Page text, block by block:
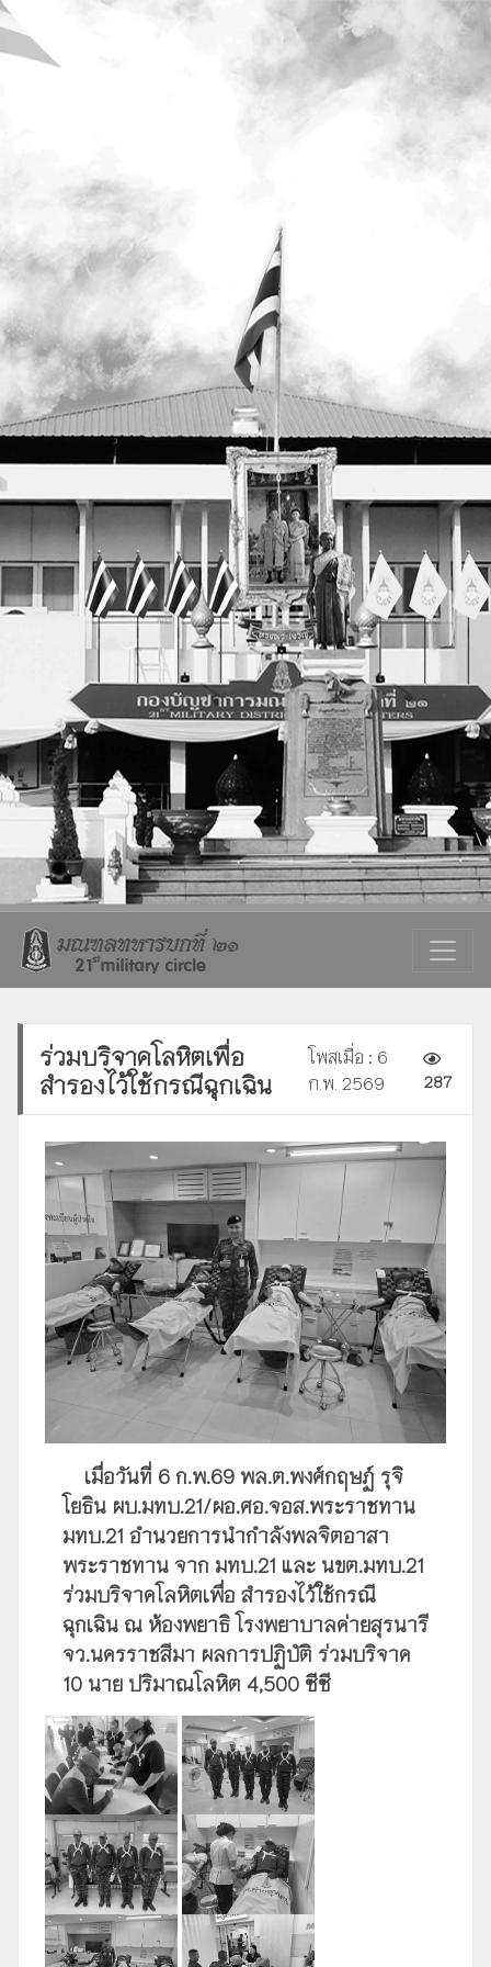
ร่วมบริจาคโลหิตเพื่อ
สำรองไว้ใช้กรณีฉุกเฉิน
โพสเมื่อ : 6
ก.พ. 2569
287
เมื่อวันที่ 6 ก.พ.69 พล.ต.พงศ์กฤษฏ์ รุจิ
โยธิน ผบ.มทบ.21/ผอ.ศอ.จอส.พระราชทาน
มทบ.21 อำนวยการนำกำลังพลจิตอาสา
พระราชทาน จาก มทบ.21 และ นขต.มทบ.21
ร่วมบริจาคโลหิตเพื่อ สำรองไว้ใช้กรณี
ฉุกเฉิน ณ ห้องพยาธิ โรงพยาบาลค่ายสุรนารี
จว.นครราชสีมา ผลการปฏิบัติ ร่วมบริจาค
10 นาย ปริมาณโลหิต 4,500 ซีซี